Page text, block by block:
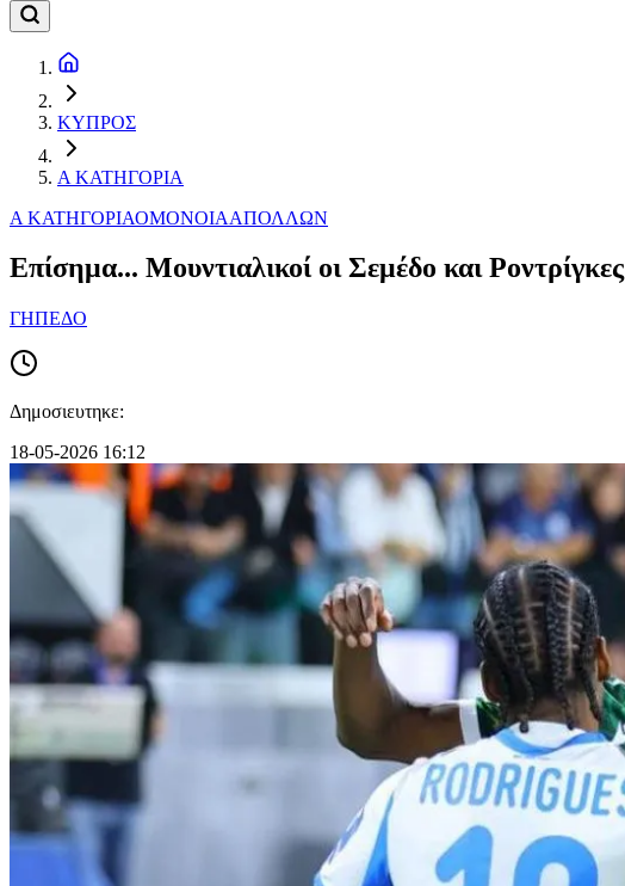
ΚΥΠΡΟΣ
Α ΚΑΤΗΓΟΡΙΑ
Α ΚΑΤΗΓΟΡΙΑΟΜΟΝΟΙΑΑΠΟΛΛΩΝ
Επίσημα... Μουντιαλικοί οι Σεμέδο και Ροντρίγκες
ΓΗΠΕΔΟ
Δημοσιευτηκε:
18-05-2026 16:12